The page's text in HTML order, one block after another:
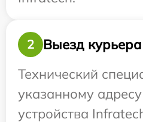
2
Выезд
Технический
указанному
устройства